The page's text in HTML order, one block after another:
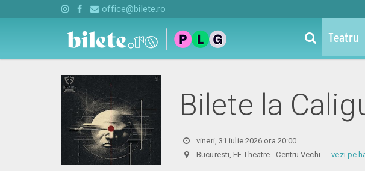
office@bilete.ro
Teatru
Bilete la
vineri, 31 iulie 2026 ora 20:00
Bucuresti, FF Theatre - Centru Vechivezi pe